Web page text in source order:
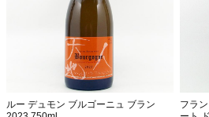
ルー デュモン ブルゴーニュ ブラン
フラ